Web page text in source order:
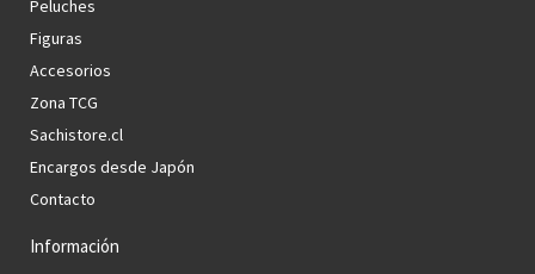
Peluches
Figuras
Accesorios
Zona TCG
Sachistore.cl
Encargos desde Japón
Contacto
Información